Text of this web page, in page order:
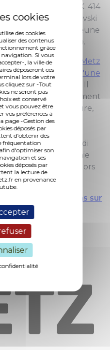
des cookies
des contenus
grâce
Si vous
, la ville de
déposeront ces
lors de votre
cliquez sur -Tout
ne seront pas
est conservé
vous pouvez être
vos préférences à
page -Gestion des
déposés par
d'obtenir des
fréquentation
d'optimiser son
et ses
déposés par
la lecture de
en provenance
effet le Concerto K. 414
concours Tchaïkovski
carrière d’un jeune
Lucas Debargue.
, la Cité musicale - Metz
: la découverte d'une
apéro-concert
! Il
un simple moment
en une heure,
qui en livre
Cette
Prélude à l'après-midi
et à la Symphonie
joués le lendemain lors
et réservations sur
- Metz
David Reiland